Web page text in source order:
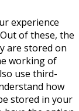
experience
of these, the
are stored on
working of
use third-
how
stored in your